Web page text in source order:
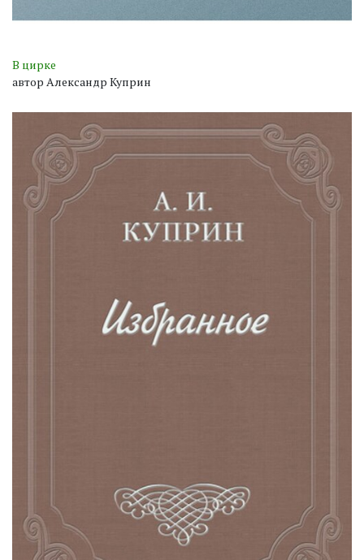
В цирке
автор Александр Куприн